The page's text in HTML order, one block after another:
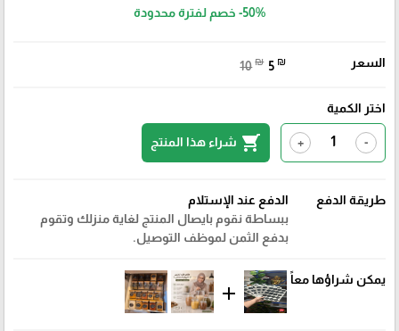
-50% خصم لفترة محدودة
السعر 10 ₪ 5 ₪
اختر الكمية
-
+
shopping_cart شراء هذا المنتج
طريقة الدفع
الدفع عند الإستلام
ببساطة نقوم بايصال المنتج لغاية منزلك وتقوم
بدفع الثمن لموظف التوصيل.
يمكن شراؤها معاً
add